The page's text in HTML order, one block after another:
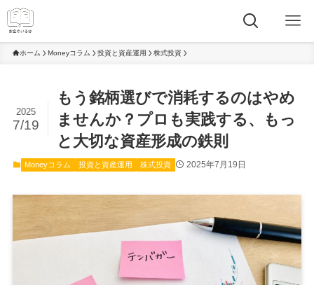
ホーム Moneyコラム 投資と資産運用 株式投資
もう銘柄選びで消耗するのはやめ
ませんか？プロも実践する、もっ
と大切な資産形成の鉄則
2025
7/19
Moneyコラム 投資と資産運用 株式投資 2025年7月19日